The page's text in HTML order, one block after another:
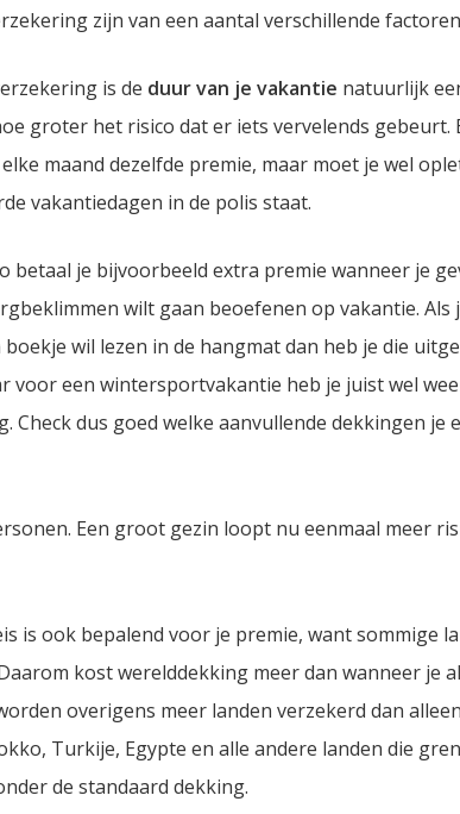
zijn van een aantal verschillende
is de duur van je vakantie natuurlijk
groter het risico dat er iets vervelends gebeurt.
maand dezelfde premie, maar moet je wel
vakantiedagen in de polis staat.
betaal je bijvoorbeeld extra premie wanneer je
wilt gaan beoefenen op vakantie. Als
wil lezen in de hangmat dan heb je die
voor een wintersportvakantie heb je juist wel
Check dus goed welke aanvullende dekkingen je
Een groot gezin loopt nu eenmaal meer
is ook bepalend voor je premie, want sommige
kost werelddekking meer dan wanneer je
overigens meer landen verzekerd dan
Turkije, Egypte en alle andere landen die
de standaard dekking.